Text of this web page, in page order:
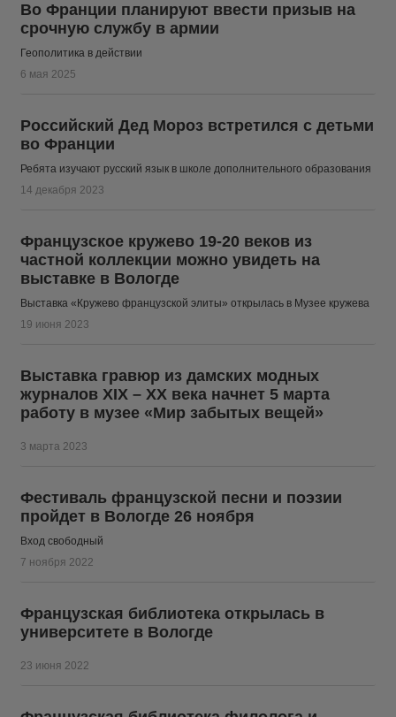
Во Франции планируют ввести призыв на
срочную службу в армии
Геополитика в действии
6 мая 2025
Российский Дед Мороз встретился с детьми
во Франции
Ребята изучают русский язык в школе дополнительного образования
14 декабря 2023
Французское кружево 19-20 веков из
частной коллекции можно увидеть на
выставке в Вологде
Выставка «Кружево французской элиты» открылась в Музее кружева
19 июня 2023
Выставка гравюр из дамских модных
журналов XIX – ХХ века начнет 5 марта
работу в музее «Мир забытых вещей»
3 марта 2023
Фестиваль французской песни и поэзии
пройдет в Вологде 26 ноября
Вход свободный
7 ноября 2022
Французская библиотека открылась в
университете в Вологде
23 июня 2022